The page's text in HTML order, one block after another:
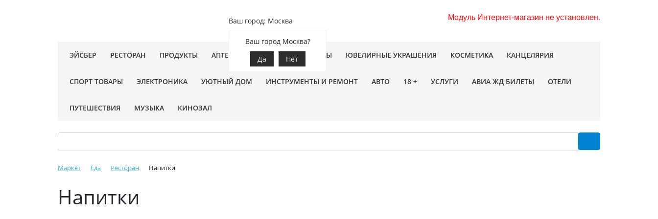
Модуль Интернет-магазин не установлен.
Ваш город: Москва
Ваш город Москва?
Да
Нет
ЭЙСБЕР РЕСТОРАН ПРОДУКТЫ АПТЕКА ЗООТОВАРЫ ЦВЕТЫ ЮВЕЛИРНЫЕ УКРАШЕНИЯ КОСМЕТИКА КАНЦЕЛЯРИЯ
СПОРТ ТОВАРЫ ЭЛЕКТРОНИКА УЮТНЫЙ ДОМ ИНСТРУМЕНТЫ И РЕМОНТ АВТО 18 + УСЛУГИ АВИА ЖД БИЛЕТЫ ОТЕЛИ
ПУТЕШЕСТВИЯ МУЗЫКА КИНОЗАЛ
Маркет Еда Ресторан Напитки
Напитки